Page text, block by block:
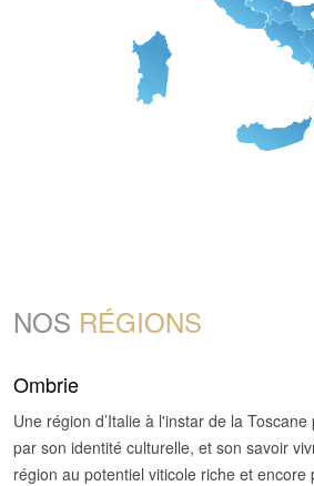
NOS RÉGIONS
Ombrie
Une région d’Italie à l'instar de la
par son identité culturelle, et son savoir
région au potentiel viticole riche et encore